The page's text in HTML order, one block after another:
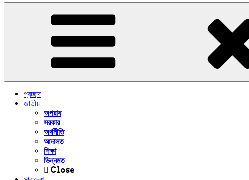
প্রচ্ছদ
জাতীয়
অপরাধ
সরকার
অর্থনীতি
আদালত
শিক্ষা
ভিন্নমত
Close